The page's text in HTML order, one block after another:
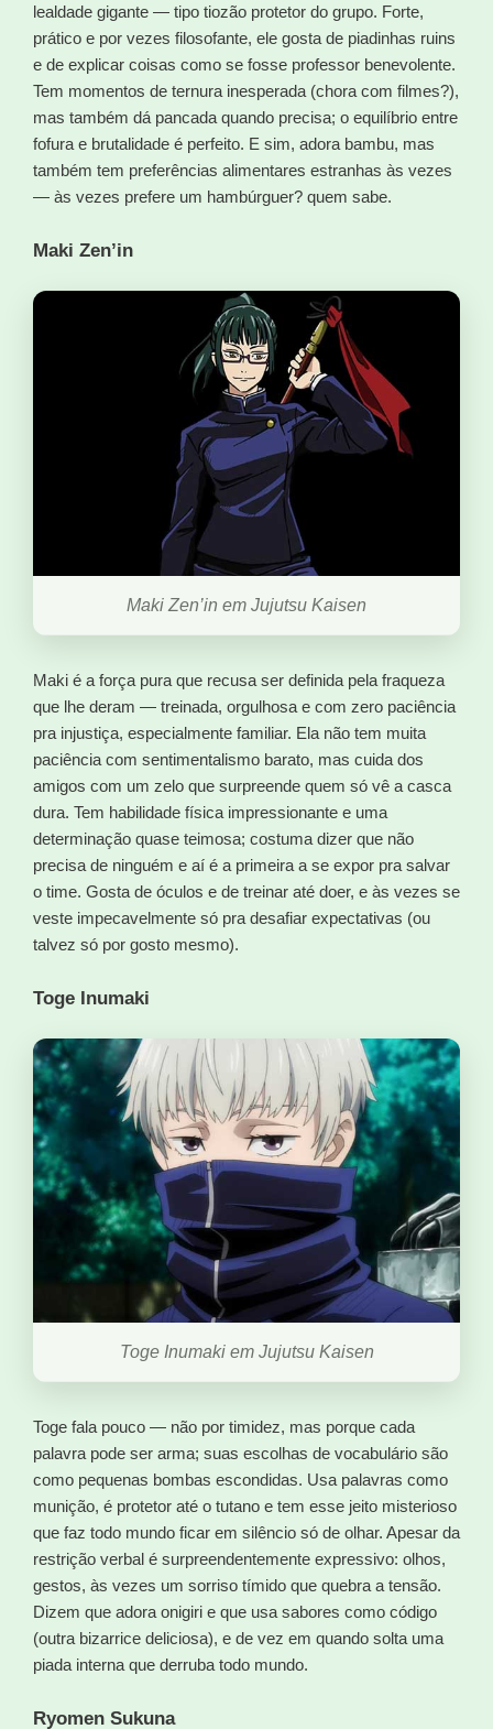
lealdade gigante — tipo tiozão protetor do grupo. Forte,
prático e por vezes filosofante, ele gosta de piadinhas ruins
e de explicar coisas como se fosse professor benevolente.
Tem momentos de ternura inesperada (chora com filmes?),
mas também dá pancada quando precisa; o equilíbrio entre
fofura e brutalidade é perfeito. E sim, adora bambu, mas
também tem preferências alimentares estranhas às vezes
— às vezes prefere um hambúrguer? quem sabe.
Maki Zen’in
Maki Zen’in em Jujutsu Kaisen
Maki é a força pura que recusa ser definida pela fraqueza
que lhe deram — treinada, orgulhosa e com zero paciência
pra injustiça, especialmente familiar. Ela não tem muita
paciência com sentimentalismo barato, mas cuida dos
amigos com um zelo que surpreende quem só vê a casca
dura. Tem habilidade física impressionante e uma
determinação quase teimosa; costuma dizer que não
precisa de ninguém e aí é a primeira a se expor pra salvar
o time. Gosta de óculos e de treinar até doer, e às vezes se
veste impecavelmente só pra desafiar expectativas (ou
talvez só por gosto mesmo).
Toge Inumaki
Toge Inumaki em Jujutsu Kaisen
Toge fala pouco — não por timidez, mas porque cada
palavra pode ser arma; suas escolhas de vocabulário são
como pequenas bombas escondidas. Usa palavras como
munição, é protetor até o tutano e tem esse jeito misterioso
que faz todo mundo ficar em silêncio só de olhar. Apesar da
restrição verbal é surpreendentemente expressivo: olhos,
gestos, às vezes um sorriso tímido que quebra a tensão.
Dizem que adora onigiri e que usa sabores como código
(outra bizarrice deliciosa), e de vez em quando solta uma
piada interna que derruba todo mundo.
Ryomen Sukuna